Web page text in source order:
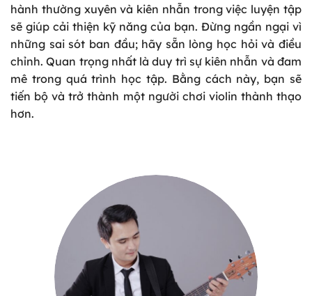
hành thường xuyên và kiên nhẫn trong việc luyện tập
sẽ giúp cải thiện kỹ năng của bạn. Đừng ngần ngại vì
những sai sót ban đầu; hãy sẵn lòng học hỏi và điều
chỉnh. Quan trọng nhất là duy trì sự kiên nhẫn và đam
mê trong quá trình học tập. Bằng cách này, bạn sẽ
tiến bộ và trở thành một người chơi violin thành thạo
hơn.